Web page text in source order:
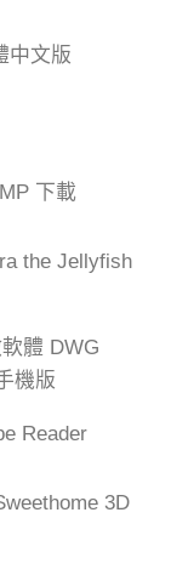
中文版
下載
the Jellyfish
體 DWG
機版
Reader
3D